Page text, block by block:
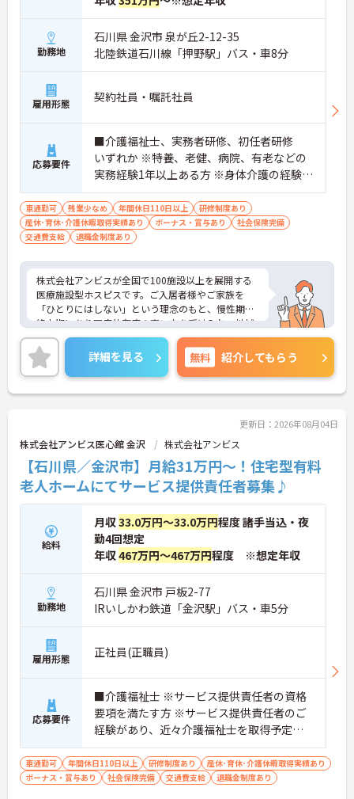
勤務地
石川県 金沢市 泉が丘2-12-35
北陸鉄道石川線「押野駅」バス・車8分
雇用形態 契約社員・嘱託社員
応募要件
■介護福祉士、実務者研修、初任者研修
いずれか ※特養、老健、病院、有老などの
実務経験1年以上ある方 ※身体介護の経験年
以上ある方、機械浴の使用の経験のある方
歓迎
車通勤可 残業少なめ 年間休日110日以上
研修制度あり
産休･育休･介護休暇取得実績あり
ボーナス・賞与あり
社会保険完備
交通費支給
退職金制度あり
株式会社アンビスが全国で100施設以上を展開する
医療施設型ホスピスです。ご入居者様やご家族を
「ひとりにはしない」という理念のもと、慢性期や
終末期にあり医療依存度の高い方を受け入れ、地域
医療を支える社会的意義の高い事業を推進していま
す。現場には看護師が24時間常駐しています。急変
時の対応や医療行為は看護師が担当するため、初任
者研修や実務者研修の方も食事介助や入浴介助など
の生活を支えるケアに専念できる環境です。多職種
連携の体制がしっかりと整っています。働き方の面
では、夜勤明けの翌日が原則として公休となるほ
か、月平均の残業時間も5時間から7時間程度とかな
り少なめです。常勤スタッフの比率が90パーセント
を超えているため急な勤務変更が発生しにくく、あ
らかじめ決められた訪問予定表に沿って規則正しく
働けます。入職後は現場スタッフによるお一人おひ
とりに合わせた個別のOJT研修が実施されます。eラ
ーニングも導入されており、多職種と連携しながら
専門性を着実に深めていける環境が用意されていま
★おすすめPOINT★
＜個別ＯＪＴとチーム連携で着実に成長！＞
のＯＪＴ研修を実施し、ｅラーニングを用いた学習
の機会も提供されます
・施設内には看護師が24時間常駐しており、急変時
の対応や専門的な医療処置は看護師が担当するため
負担が減ります
・介護スタッフと看護スタッフの比率が1対1で相談
しやすく、初任者研修や実務者研修からでも着実に
専門性を高められます
＜残業月7時間以下で身体の負担を軽減！＞
・常勤で働くスタッフの比率が90パーセント以上と
高く、急なシフト変更や無理な長時間勤務が発生し
詳細を見る 無料 紹介してもらう
更新日：2026年08月04日
株式会社アンビス医心館 金沢 株式会社アンビス
【石川県／金沢市】月給31万円～！住宅型有料
老人ホームにてサービス提供責任者募集♪
給料
月収33.0万円～33.0万円程度 諸手当込・夜
勤4回想定
年収467万円～467万円程度 ※想定年収
勤務地
石川県 金沢市 戸板2-77
IRいしかわ鉄道「金沢駅」バス・車5分
雇用形態 正社員(正職員)
応募要件
■介護福祉士 ※サービス提供責任者の資格
要項を満たす方 ※サービス提供責任者のご
経験があり、近々介護福祉士を取得予定の
方 ■特養、訪問介護、老健、病院などで介
護の実務経験3年程度お持ちの方
車通勤可 年間休日110日以上 研修制度あり
産休･育休･介護休暇取得実績あり
ボーナス・賞与あり
社会保険完備 交通費支給 退職金制度あり